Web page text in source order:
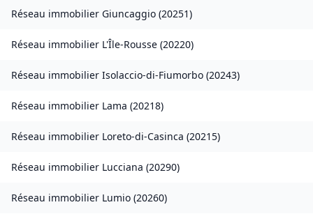
Réseau immobilier Giuncaggio (20251)
Réseau immobilier L'Île-Rousse (20220)
Réseau immobilier Isolaccio-di-Fiumorbo (20243)
Réseau immobilier Lama (20218)
Réseau immobilier Loreto-di-Casinca (20215)
Réseau immobilier Lucciana (20290)
Réseau immobilier Lumio (20260)